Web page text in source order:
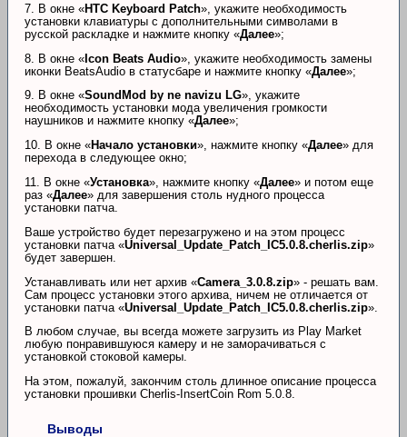
7. В окне «HTC Keyboard Patch», укажите необходимость
установки клавиатуры с дополнительными символами в
русской раскладке и нажмите кнопку «Далее»;
8. В окне «Icon Beats Audio», укажите необходимость замены
иконки BeatsAudio в статусбаре и нажмите кнопку «Далее»;
9. В окне «SoundMod by ne navizu LG», укажите
необходимость установки мода увеличения громкости
наушников и нажмите кнопку «Далее»;
10. В окне «Начало установки», нажмите кнопку «Далее» для
перехода в следующее окно;
11. В окне «Установка», нажмите кнопку «Далее» и потом еще
раз «Далее» для завершения столь нудного процесса
установки патча.
Ваше устройство будет перезагружено и на этом процесс
установки патча «Universal_Update_Patch_IC5.0.8.cherlis.zip»
будет завершен.
Устанавливать или нет архив «Camera_3.0.8.zip» - решать вам.
Сам процесс установки этого архива, ничем не отличается от
установки патча «Universal_Update_Patch_IC5.0.8.cherlis.zip».
В любом случае, вы всегда можете загрузить из Play Market
любую понравившуюся камеру и не заморачиваться с
установкой стоковой камеры.
На этом, пожалуй, закончим столь длинное описание процесса
установки прошивки Cherlis-InsertCoin Rom 5.0.8.
Выводы